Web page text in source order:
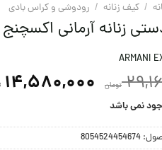
/ کیف زنانه / رودوشی و کراس بادی
زنانه آرمانی اکسچنج
ARMANI
تومان 14,580,000
نمی باشد
8054524454674